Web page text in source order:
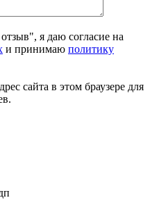
я даю согласие на
и принимаю политику
сайта в этом браузере для